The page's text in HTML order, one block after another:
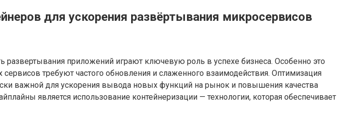
для ускорения развёртывания микросервисов
приложений играют ключевую роль в успехе бизнеса. Особенно это
требуют частого обновления и слаженного взаимодействия. Оптимизация
важной для ускорения вывода новых функций на рынок и повышения качества
является использование контейнеризации — технологии, которая обеспечивает